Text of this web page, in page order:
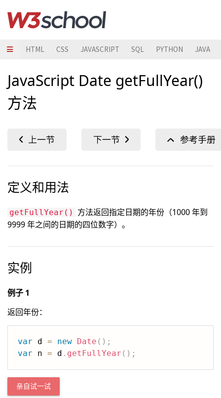
HTML CSS JAVASCRIPT SQL PYTHON JAVA
JavaScript Date getFullYear()
方法
定义和用法
getFullYear()
方法返回指定日期的年份（1000 年到
9999 年之间的日期的四位数字）。
实例
例子 1
返回年份：
var d = new Date ( ) ;
var n = d . getFullYear ( ) ;
亲自试一试